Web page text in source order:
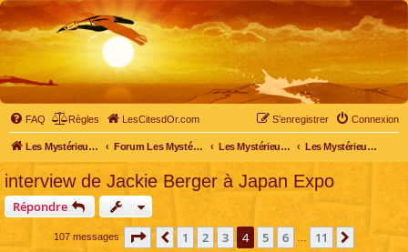
FAQ Règles LesCitesdOr.com Connexion
S’enregistrer
Les Mystérieuses Cités d'Or - LesCitesdOr.com Forum Les Mystérieuses Cités d'Or Les Mystérieuses Cités d'Or Les Mystérieuses Cités d'Or : saison 2 (2013)
interview de Jackie Berger à Japan Expo
Répondre
107 messages Page sur11
Précédente
1 2 3 4 5 6 11 Suivante